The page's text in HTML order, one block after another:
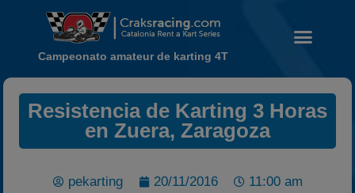
Noticias
Temporada 2026
Campeonato amateur de karting 4T
Resistencia de Karting 3 Horas
en Zuera, Zaragoza
pekarting 20/11/2016
11:00 am